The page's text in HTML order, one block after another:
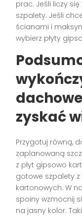
prac. Jeśli liczy
szpalety. Jeśli
ścianami i
wybierz płyty
zyskać
Przygotuj równą,
zaplanowaną
z płyt gipsowo
gotowe szpalety z
kartonowych. W
spoiny wzmocnij
na jasny kolor.